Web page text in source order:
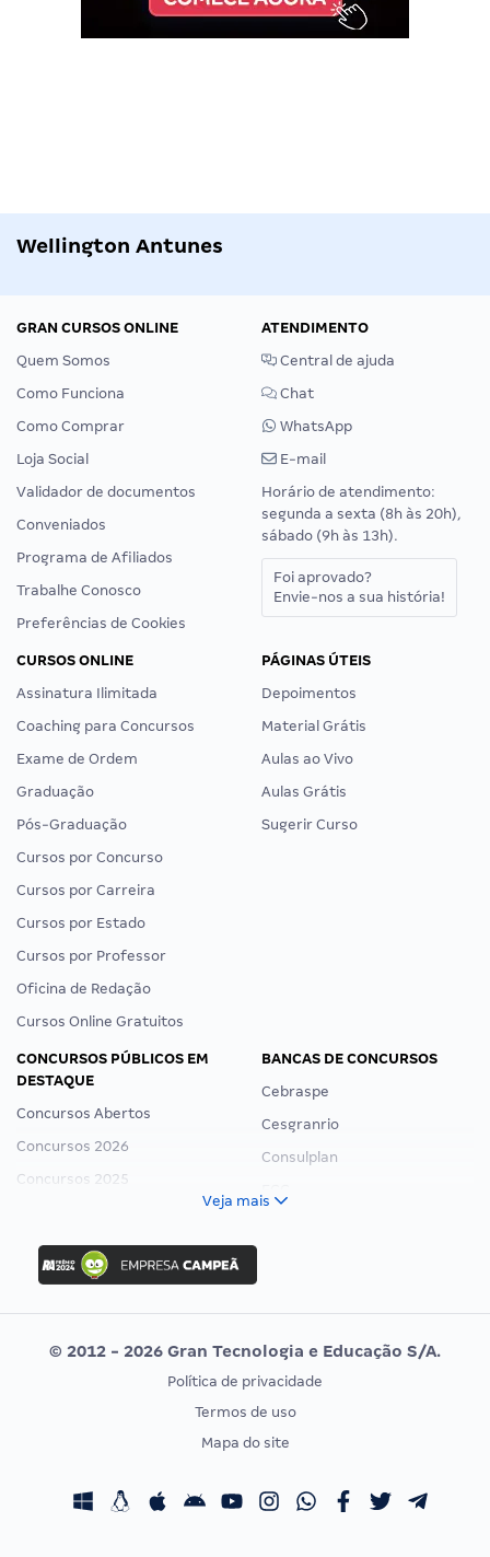
Wellington Antunes
GRAN CURSOS ONLINE
Quem Somos
Como Funciona
Como Comprar
Loja Social
Validador de documentos
Conveniados
Programa de Afiliados
Trabalhe Conosco
Preferências de Cookies
ATENDIMENTO
Central de ajuda
Chat
WhatsApp
E-mail
Horário de atendimento:
segunda a sexta (8h às 20h),
sábado (9h às 13h).
Foi aprovado?
Envie-nos a sua história!
CURSOS ONLINE
Assinatura Ilimitada
Coaching para Concursos
Exame de Ordem
Graduação
Pós-Graduação
Cursos por Concurso
Cursos por Carreira
Cursos por Estado
Cursos por Professor
Oficina de Redação
Cursos Online Gratuitos
PÁGINAS ÚTEIS
Depoimentos
Material Grátis
Aulas ao Vivo
Aulas Grátis
Sugerir Curso
CONCURSOS PÚBLICOS EM
DESTAQUE
Concursos Abertos
Concursos 2026
Concursos 2025
Concurso Ibama
Concurso MPU
Editais publicados
BANCAS DE CONCURSOS
Cebraspe
Cesgranrio
Consulplan
Vunesp
CONCURSOS POR PROFISSÃO
Concursos Fiscais
EXAME DE ORDEM
Calendário OAB
Veja mais
© 2012 - 2026 Gran Tecnologia e Educação S/A.
Política de privacidade
Termos de uso
Mapa do site